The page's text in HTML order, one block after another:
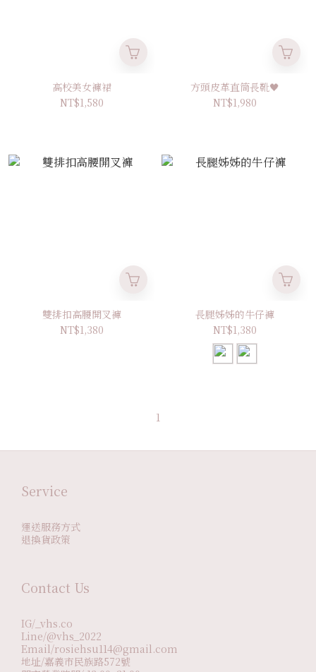
高校美女褲裙
NT$1,580
方頭皮革直筒長靴🖤
NT$1,980
雙排扣高腰開叉褲
NT$1,380
長腿姊姊的牛仔褲
NT$1,380
1
Service
運送服務方式
退換貨政策
Contact Us
IG/_vhs.co
Line/@vhs_2022
Email/rosiehsu114@gmail.com
地址/嘉義市民族路572號